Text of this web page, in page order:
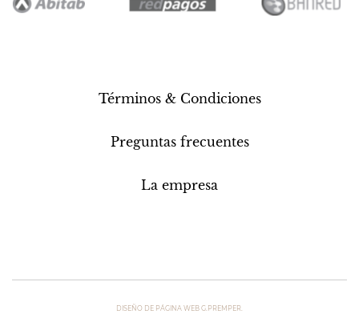
Términos & Condiciones
Preguntas frecuentes
La empresa
DISEÑO DE PÁGINA WEB G.PREMPER.